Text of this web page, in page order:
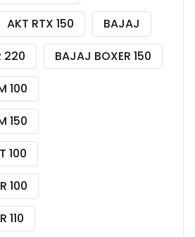
AKT RTX 150
BAJAJ
220
BAJAJ BOXER 150
100
150
100
100
110